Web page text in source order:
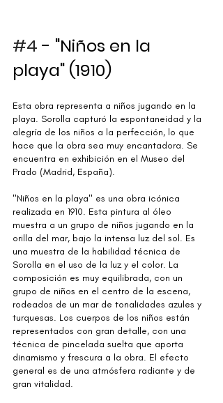
#4 - "Niños en la
playa" (1910)
Esta obra representa a niños jugando en la
playa. Sorolla capturó la espontaneidad y la
alegría de los niños a la perfección, lo que
hace que la obra sea muy encantadora. Se
encuentra en exhibición en el Museo del
Prado (Madrid, España).
"Niños en la playa" es una obra icónica
realizada en 1910. Esta pintura al óleo
muestra a un grupo de niños jugando en la
orilla del mar, bajo la intensa luz del sol. Es
una muestra de la habilidad técnica de
Sorolla en el uso de la luz y el color. La
composición es muy equilibrada, con un
grupo de niños en el centro de la escena,
rodeados de un mar de tonalidades azules y
turquesas. Los cuerpos de los niños están
representados con gran detalle, con una
técnica de pincelada suelta que aporta
dinamismo y frescura a la obra. El efecto
general es de una atmósfera radiante y de
gran vitalidad.